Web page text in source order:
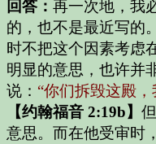
回答： 再一次地，我
的，也不是最近写的
时不把这个因素考虑
明显的意思，也许并
说： “你们拆毁这殿
【约翰福音 2:19b】
意思。而在他受审时